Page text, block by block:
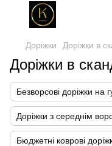
Доріжки Доріжки в
Доріжки в
Безворсові доріжки на
Доріжки з середнім
Бюджетні коврові